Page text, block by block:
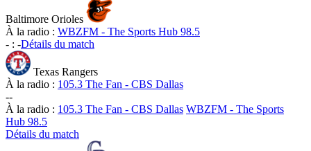
Baltimore Orioles
À la radio : WBZFM - The Sports Hub 98.5
- : -Détails du match
Texas Rangers
À la radio : 105.3 The Fan - CBS Dallas
--
À la radio : 105.3 The Fan - CBS Dallas WBZFM - The Sports
Hub 98.5
Détails du match